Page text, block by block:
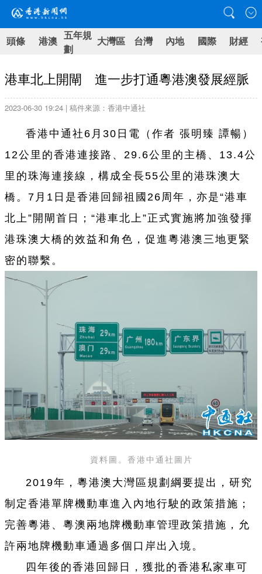
頭條 港澳 五年規
劃
大灣區 台灣 內地 國際 財經
港車北上開閘 進一步打通粵港澳發展經脈
2023-06-30 19:24 | 稿件來源：香港中通社
香港中通社6月30日電（作者 張明臻 譚暢）
12公里的香港連接路、29.6公里的主橋、13.4公
里的珠海連接線，構成全長55公里的港珠澳大
橋。7月1日是香港回歸祖國26周年，亦是“港車
北上”開閘首日；“港車北上”正式實施將加強發揮
港珠澳大橋的效益和角色，促進粵港澳三地更緊
密的聯繫。
資料圖。香港中通社圖片
2019年，粵港澳大灣區規劃綱要提出，研究
制定香港單牌機動車進入內地行駛的政策措施；
完善粵港、粵澳兩地牌機動車管理政策措施，允
許兩地牌機動車通過多個口岸出入境。
四年後的香港回歸日，獲批的香港私家車可